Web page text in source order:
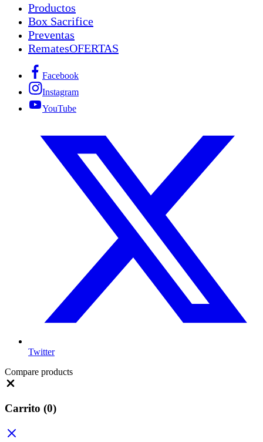
Productos
Box Sacrifice
Preventas
RematesOFERTAS
Facebook
Instagram
YouTube
Twitter
Compare products
Carrito (0)